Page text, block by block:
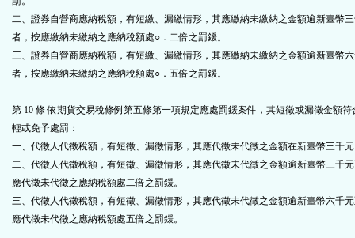
二、證券自營商應納稅額，有短繳、漏繳情形，其應繳納未繳納之金額逾新臺幣
者，按應繳納未繳納之應納稅額處○．二倍之罰鍰。
三、證券自營商應納稅額，有短繳、漏繳情形，其應繳納未繳納之金額逾新臺幣
者，按應繳納未繳納之應納稅額處○．五倍之罰鍰。
第 10 條 依期貨交易稅條例第五條第一項規定應處罰鍰案件，其短徵或漏徵金額
輕或免予處罰：
一、代徵人代徵稅額，有短徵、漏徵情形，其應代徵未代徵之金額在新臺幣三千
二、代徵人代徵稅額，有短徵、漏徵情形，其應代徵未代徵之金額逾新臺幣三千
應代徵未代徵之應納稅額處二倍之罰鍰。
三、代徵人代徵稅額，有短徵、漏徵情形，其應代徵未代徵之金額逾新臺幣六千
應代徵未代徵之應納稅額處五倍之罰鍰。